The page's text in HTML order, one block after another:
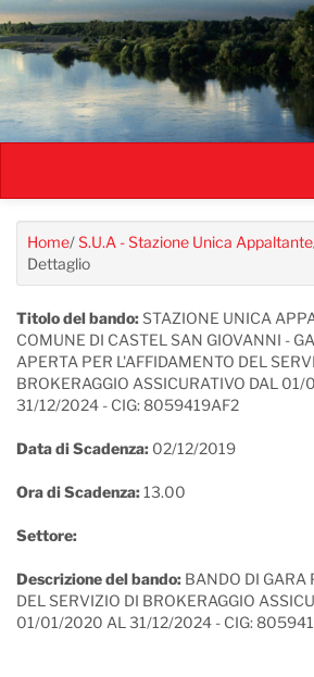
Salta
al
contenuto
principale
Home/S.U.A - Stazione Unica Appaltante
Dettaglio
Titolo del bando:STAZIONE UNICA
COMUNE DI CASTEL SAN GIOVANNI -
APERTA PER L'AFFIDAMENTO DEL
BROKERAGGIO ASSICURATIVO DAL 01/
31/12/2024 - CIG: 8059419AF2
Data di Scadenza: 02/12/2019
Ora di Scadenza:13.00
Settore:
Descrizione del bando: BANDO DI GARA
DEL SERVIZIO DI BROKERAGGIO
01/01/2020 AL 31/12/2024 - CIG: